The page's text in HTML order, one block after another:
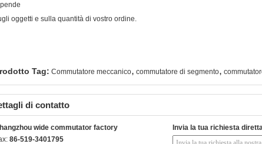
oggetti e sulla quantità di vostro ordine.
Tag: Commutatore meccanico, commutatore di segmento,
di contatto
wide commutator factory
86-519-3401795
Invia la tua richiesta